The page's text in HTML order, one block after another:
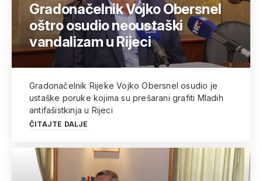
Gradonačelnik Vojko Obersnel
oštro osudio neoustaški
vandalizam u Rijeci
Gradonačelnik Rijeke Vojko Obersnel osudio je
ustaške poruke kojima su prešarani grafiti Mladih
antifašistkinja u Rijeci
ČITAJTE DALJE